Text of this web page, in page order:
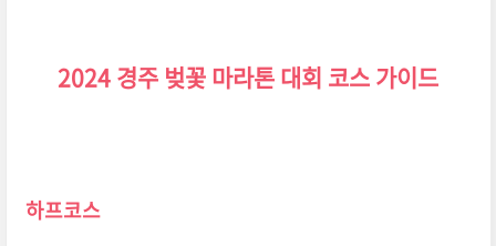
2024 경주 벚꽃 마라톤 대회 코스 가이드
하프코스